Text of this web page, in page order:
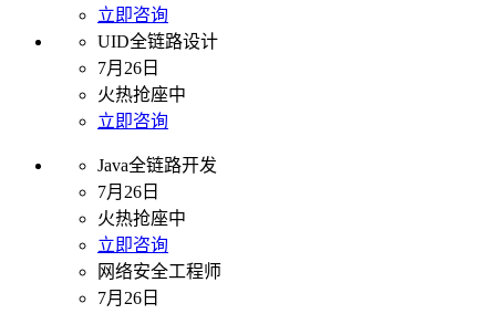
立即咨询
UID全链路设计
7月26日
火热抢座中
立即咨询
Java全链路开发
7月26日
火热抢座中
立即咨询
网络安全工程师
7月26日